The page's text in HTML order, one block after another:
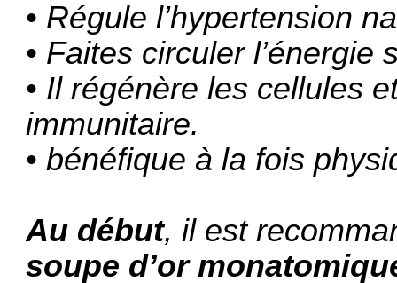
• Régule l’hypertension
• Faites circuler l’énergie
• Il régénère les cellules
immunitaire.
• bénéfique à la fois
Au début, il est
soupe d’or